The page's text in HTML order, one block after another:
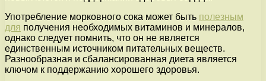
Употребление морковного сока может быть полезным
для получения необходимых витаминов и минералов,
однако следует помнить, что он не является
единственным источником питательных веществ.
Разнообразная и сбалансированная диета является
ключом к поддержанию хорошего здоровья.